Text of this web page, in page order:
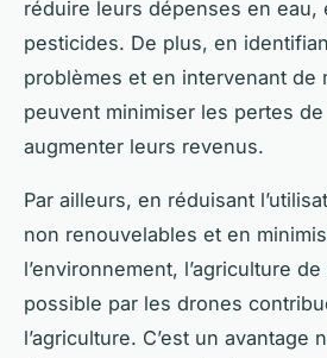
réduire leurs dépenses en eau,
pesticides. De plus, en
problèmes et en intervenant de
peuvent minimiser les pertes
augmenter leurs revenus.
Par ailleurs, en réduisant
non renouvelables et en
l’environnement, l’agriculture
possible par les drones
l’agriculture. C’est un avantage